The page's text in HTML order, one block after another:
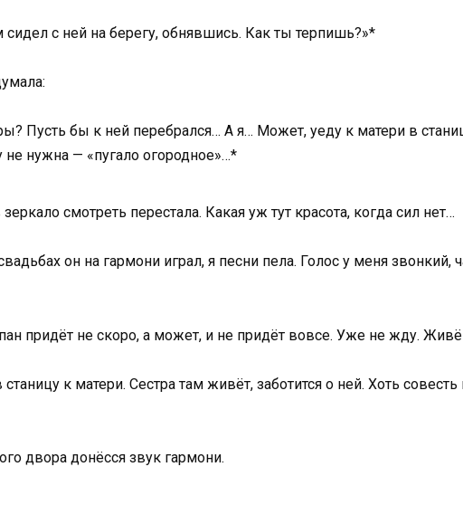
с ней на берегу, обнявшись. Как ты терпишь?»*
Пусть бы к ней перебрался… А я… Может, уеду к матери в
не нужна — «пугало огородное»…*
смотреть перестала. Какая уж тут красота, когда сил нет…
он на гармони играл, я песни пела. Голос у меня звонкий,
придёт не скоро, а может, и не придёт вовсе. Уже не жду.
к матери. Сестра там живёт, заботится о ней. Хоть
двора донёсся звук гармони.